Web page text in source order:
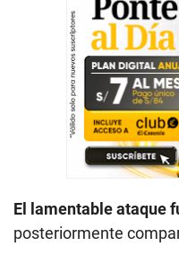
El lamentable ataque
posteriormente